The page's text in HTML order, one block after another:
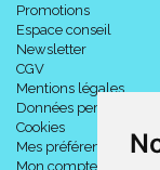
Promotions
Espace conseil
Newsletter
CGV
Mentions légales
Données personnelles
Cookies
Mes préférences
Mon compte